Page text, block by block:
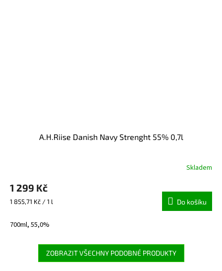
A.H.Riise Danish Navy Strenght 55% 0,7l
produktu
je
5,0
5
Skladem
1 299 Kč
Měrná
1 855,71 Kč / 1 l Do košíku
700ml, 55,0%
ZOBRAZIT VŠECHNY PODOBNÉ PRODUKTY